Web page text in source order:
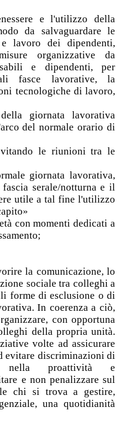
e l'utilizzo della
da salvaguardare le
lavoro dei dipendenti,
organizzative da
e dipendenti, per
fasce lavorative, la
tecnologiche di lavoro,
giornata lavorativa
del normale orario di
le riunioni tra le
giornata lavorativa,
serale/notturna e il
utile a tal fine l'utilizzo
con momenti dedicati a
la comunicazione, lo
sociale tra colleghi a
forme di esclusione o di
In coerenza a ciò,
con opportuna
della propria unità.
volte ad assicurare
evitare discriminazioni di
proattività e
e non penalizzare sul
chi si trova a gestire,
una quotidianità